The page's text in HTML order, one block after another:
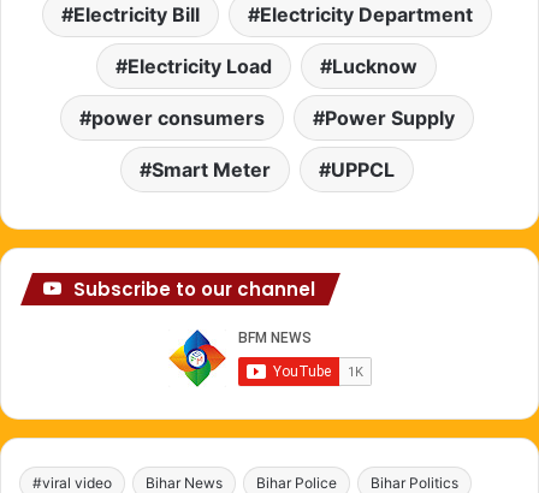
Electricity Bill Electricity Department
Electricity Load Lucknow
power consumers Power Supply
Smart Meter UPPCL
Subscribe to our channel
#viral video Bihar News Bihar Police Bihar Politics